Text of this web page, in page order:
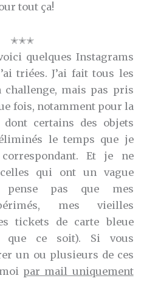
tout ça!
✭✭✭
quelques Instagrams
triées. J’ai fait tous les
challenge, mais pas pris
fois, notamment pour la
dont certains des objets
le temps que je
Et je ne
qui ont un vague
pas que mes
mes vieilles
tickets de carte bleue
que ce soit). Si vous
un ou plusieurs de ces
par mail uniquement